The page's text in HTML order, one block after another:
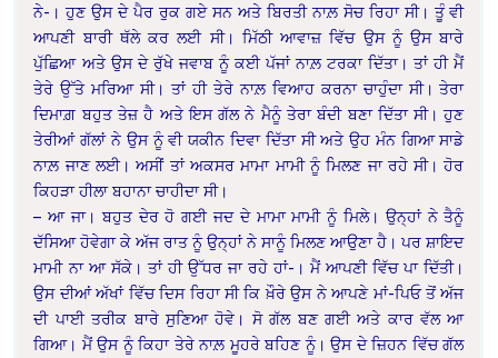
ਨੇ-। ਹੁਣ ਉਸ ਦੇ ਪੈਰ ਰੁਕ ਗਏ ਸਨ ਅਤੇ ਬਿਰਤੀ ਨਾਲ਼ ਸੋਚ ਰਿਹਾ ਸੀ। ਤੂੰ ਵੀ
ਆਪਣੀ ਬਾਰੀ ਥੱਲੇ ਕਰ ਲਈ ਸੀ। ਮਿੱਠੀ ਆਵਾਜ਼ ਵਿੱਚ ਉਸ ਨੂੰ ਉਸ ਬਾਰੇ
ਪੁੱਛਿਆ ਅਤੇ ਉਸ ਦੇ ਰੁੱਖੇ ਜਵਾਬ ਨੂੰ ਕਈ ਪੱਜਾਂ ਨਾਲ਼ ਟਰਕਾ ਦਿੱਤਾ। ਤਾਂ ਹੀ ਮੈਂ
ਤੇਰੇ ਉੱਤੇ ਮਰਿਆ ਸੀ। ਤਾਂ ਹੀ ਤੇਰੇ ਨਾਲ਼ ਵਿਆਹ ਕਰਨਾ ਚਾਹੁੰਦਾ ਸੀ। ਤੇਰਾ
ਦਿਮਾਗ਼ ਬਹੁਤ ਤੇਜ਼ ਹੈ ਅਤੇ ਇਸ ਗੱਲ ਨੇ ਮੈਨੂੰ ਤੇਰਾ ਬੰਦੀ ਬਣਾ ਦਿੱਤਾ ਸੀ। ਹੁਣ
ਤੇਰੀਆਂ ਗੱਲਾਂ ਨੇ ਉਸ ਨੂੰ ਵੀ ਯਕੀਨ ਦਿਵਾ ਦਿੱਤਾ ਸੀ ਅਤੇ ਉਹ ਮੰਨ ਗਿਆ ਸਾਡੇ
ਨਾਲ਼ ਜਾਣ ਲਈ। ਅਸੀਂ ਤਾਂ ਅਕਸਰ ਮਾਮਾ ਮਾਮੀ ਨੂੰ ਮਿਲਣ ਜਾ ਰਹੇ ਸੀ। ਹੋਰ
ਕਿਹੜਾ ਹੀਲਾ ਬਹਾਨਾ ਚਾਹੀਦਾ ਸੀ।
– ਆ ਜਾ। ਬਹੁਤ ਦੇਰ ਹੋ ਗਈ ਜਦ ਦੇ ਮਾਮਾ ਮਾਮੀ ਨੂੰ ਮਿਲੇ। ਉਨ੍ਹਾਂ ਨੇ ਤੈਨੂੰ
ਦੱਸਿਆ ਹੋਵੇਗਾ ਕੇ ਅੱਜ ਰਾਤ ਨੂੰ ਉਨ੍ਹਾਂ ਨੇ ਸਾਨੂੰ ਮਿਲਣ ਆਉਣਾ ਹੈ। ਪਰ ਸ਼ਾਇਦ
ਮਾਮੀ ਨਾ ਆ ਸੱਕੇ। ਤਾਂ ਹੀ ਉੱਧਰ ਜਾ ਰਹੇ ਹਾਂ-। ਮੈਂ ਆਪਣੀ ਵਿੱਚ ਪਾ ਦਿੱਤੀ।
ਉਸ ਦੀਆਂ ਅੱਖਾਂ ਵਿੱਚ ਦਿਸ ਰਿਹਾ ਸੀ ਕਿ ਖ਼ੌਰੇ ਉਸ ਨੇ ਆਪਣੇ ਮਾਂ-ਪਿਓ ਤੋਂ ਅੱਜ
ਦੀ ਪਾਈ ਤਰੀਕ ਬਾਰੇ ਸੁਣਿਆ ਹੋਵੇ। ਸੋ ਗੱਲ ਬਣ ਗਈ ਅਤੇ ਕਾਰ ਵੱਲ ਆ
ਗਿਆ। ਮੈਂ ਉਸ ਨੂੰ ਕਿਹਾ ਤੇਰੇ ਨਾਲ਼ ਮੂਹਰੇ ਬਹਿਣ ਨੂੰ। ਉਸ ਦੇ ਜ਼ਿਹਨ ਵਿੱਚ ਗੱਲ